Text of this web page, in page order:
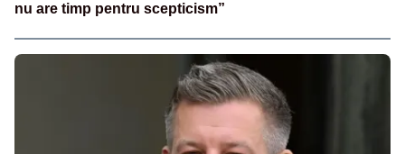
nu are timp pentru scepticism”